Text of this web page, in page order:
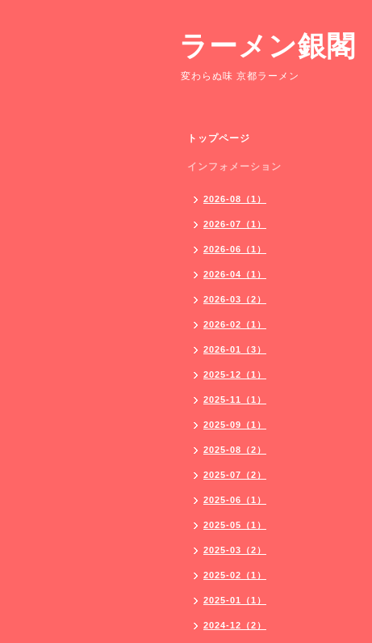
ラーメン銀閣
変わらぬ味 京都ラーメン
トップページ
インフォメーション
2026-08（1）
2026-07（1）
2026-06（1）
2026-04（1）
2026-03（2）
2026-02（1）
2026-01（3）
2025-12（1）
2025-11（1）
2025-09（1）
2025-08（2）
2025-07（2）
2025-06（1）
2025-05（1）
2025-03（2）
2025-02（1）
2025-01（1）
2024-12（2）